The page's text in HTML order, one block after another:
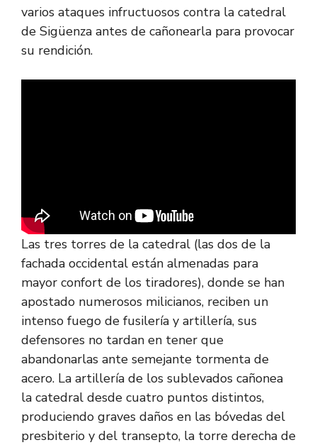
varios ataques infructuosos contra la catedral
de Sigüenza antes de cañonearla para provocar
su rendición.
Las tres torres de la catedral (las dos de la
fachada occidental están almenadas para
mayor confort de los tiradores), donde se han
apostado numerosos milicianos, reciben un
intenso fuego de fusilería y artillería, sus
defensores no tardan en tener que
abandonarlas ante semejante tormenta de
acero. La artillería de los sublevados cañonea
la catedral desde cuatro puntos distintos,
produciendo graves daños en las bóvedas del
presbiterio y del transepto, la torre derecha de